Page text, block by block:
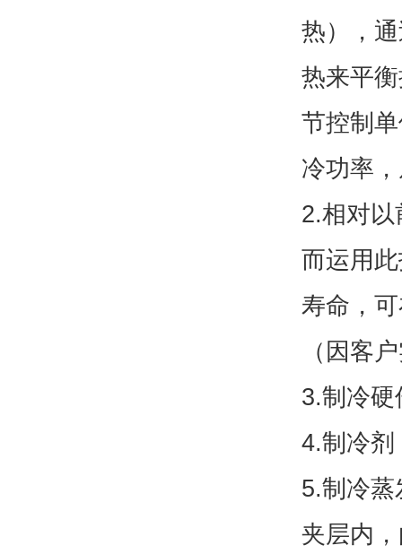
热），
热来平
节控制
冷功率
2.相对以
而运用
寿命，
（因客
3.制冷硬
4.制冷剂
5.制冷
夹层内